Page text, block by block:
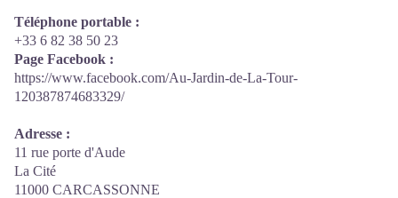
Téléphone portable :
+33 6 82 38 50 23
Page Facebook :
https://www.facebook.com/Au-Jardin-de-La-Tour-
120387874683329/
Adresse :
11 rue porte d'Aude
La Cité
11000 CARCASSONNE